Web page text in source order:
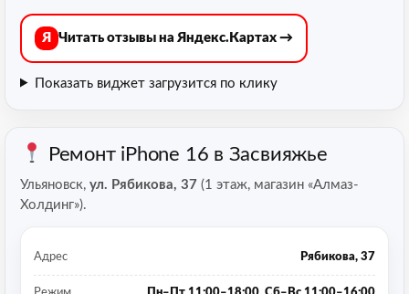
Я Читать отзывы на Яндекс.Картах →
Показать виджет загрузится по клику
Ремонт iPhone 16 в Засвияжье
Ульяновск, ул. Рябикова, 37 (1 этаж, магазин «Алмаз-
Холдинг»).
Адрес Рябикова, 37